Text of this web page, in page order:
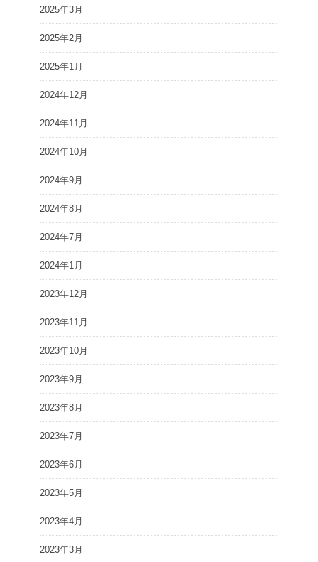
2025年3月
2025年2月
2025年1月
2024年12月
2024年11月
2024年10月
2024年9月
2024年8月
2024年7月
2024年1月
2023年12月
2023年11月
2023年10月
2023年9月
2023年8月
2023年7月
2023年6月
2023年5月
2023年4月
2023年3月